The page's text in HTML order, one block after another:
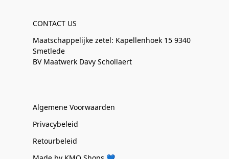
CONTACT US
Maatschappelijke zetel: Kapellenhoek 15 9340
Smetlede
BV Maatwerk Davy Schollaert
Algemene Voorwaarden
Privacybeleid
Retourbeleid